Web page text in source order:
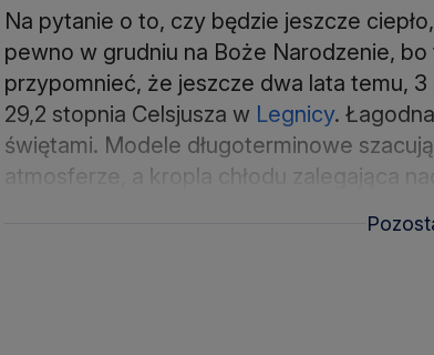
Na pytanie o to, czy będzie jeszcze
pewno w grudniu na Boże Narodzenie,
przypomnieć, że jeszcze dwa lata temu,
29,2 stopnia Celsjusza w Legnicy.
świętami. Modele długoterminowe
atmosferze, a kropla chłodu zalegająca